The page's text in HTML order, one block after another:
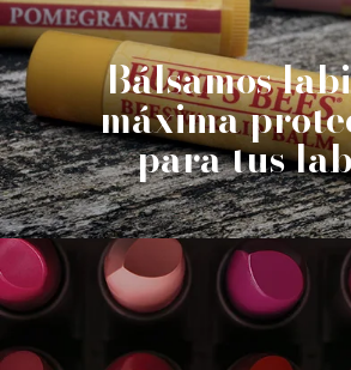
Bálsamos
máxima
para tus